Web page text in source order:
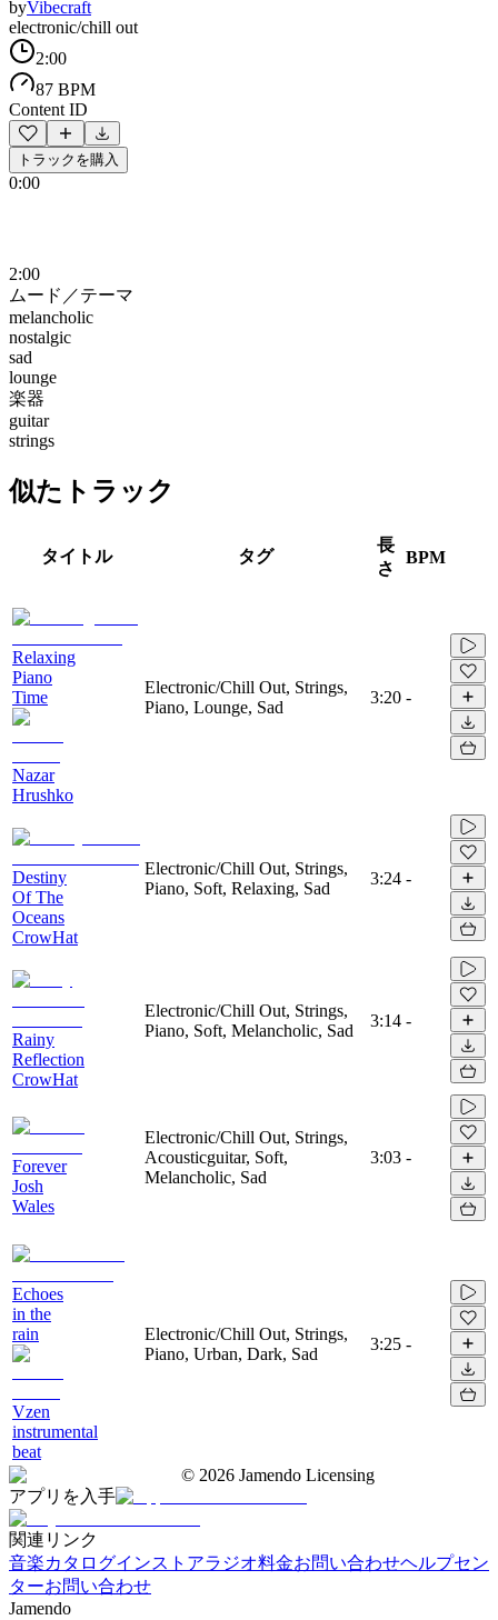
byVibecraft
electronic/chill out
2:00
87 BPM
Content ID
トラックを購入
0:00
2:00
ムード／テーマ
melancholic
nostalgic
sad
lounge
楽器
guitar
strings
似たトラック
タイトル タグ
長
さ
BPM
Relaxing
Piano
Time
Nazar
Hrushko
Electronic/Chill Out, Strings,
Piano, Lounge, Sad
3:20 -
Destiny
Of The
Oceans
CrowHat
Electronic/Chill Out, Strings,
Piano, Soft, Relaxing, Sad
3:24 -
Rainy
Reflection
CrowHat
Electronic/Chill Out, Strings,
Piano, Soft, Melancholic, Sad
3:14 -
Forever
Josh
Wales
Electronic/Chill Out, Strings,
Acousticguitar, Soft,
Melancholic, Sad
3:03 -
Echoes
in the
rain
Vzen
instrumental
beat
Electronic/Chill Out, Strings,
Piano, Urban, Dark, Sad
3:25 -
© 2026 Jamendo Licensing
アプリを入手
関連リンク
音楽カタログインストアラジオ料金お問い合わせヘルプセン
ターお問い合わせ
Jamendo